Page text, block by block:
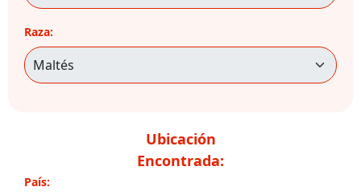
Raza:
Ubicación
Encontrada:
País: